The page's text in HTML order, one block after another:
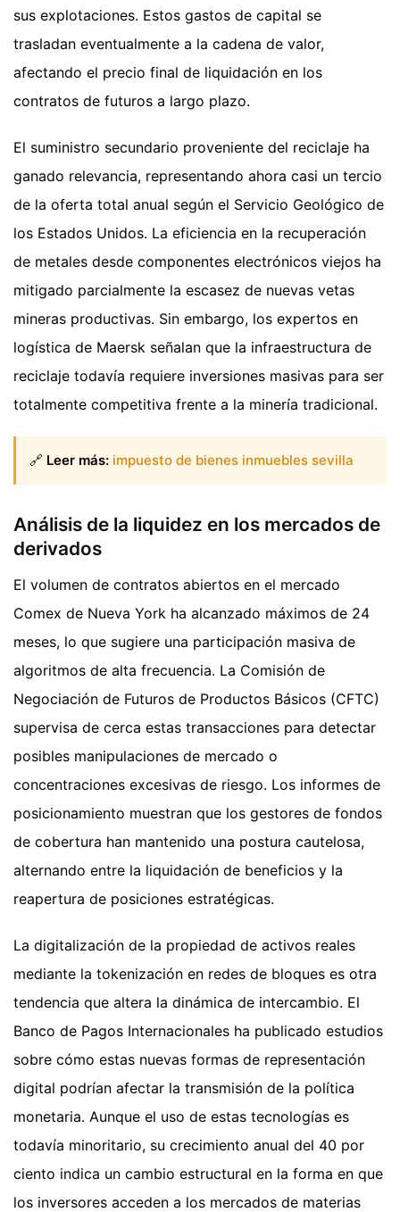
sus explotaciones. Estos gastos de capital se
trasladan eventualmente a la cadena de valor,
afectando el precio final de liquidación en los
contratos de futuros a largo plazo.
El suministro secundario proveniente del reciclaje ha
ganado relevancia, representando ahora casi un tercio
de la oferta total anual según el Servicio Geológico de
los Estados Unidos. La eficiencia en la recuperación
de metales desde componentes electrónicos viejos ha
mitigado parcialmente la escasez de nuevas vetas
mineras productivas. Sin embargo, los expertos en
logística de Maersk señalan que la infraestructura de
reciclaje todavía requiere inversiones masivas para ser
totalmente competitiva frente a la minería tradicional.
🔗 Leer más: impuesto de bienes inmuebles sevilla
Análisis de la liquidez en los mercados de
derivados
El volumen de contratos abiertos en el mercado
Comex de Nueva York ha alcanzado máximos de 24
meses, lo que sugiere una participación masiva de
algoritmos de alta frecuencia. La Comisión de
Negociación de Futuros de Productos Básicos (CFTC)
supervisa de cerca estas transacciones para detectar
posibles manipulaciones de mercado o
concentraciones excesivas de riesgo. Los informes de
posicionamiento muestran que los gestores de fondos
de cobertura han mantenido una postura cautelosa,
alternando entre la liquidación de beneficios y la
reapertura de posiciones estratégicas.
La digitalización de la propiedad de activos reales
mediante la tokenización en redes de bloques es otra
tendencia que altera la dinámica de intercambio. El
Banco de Pagos Internacionales ha publicado estudios
sobre cómo estas nuevas formas de representación
digital podrían afectar la transmisión de la política
monetaria. Aunque el uso de estas tecnologías es
todavía minoritario, su crecimiento anual del 40 por
ciento indica un cambio estructural en la forma en que
los inversores acceden a los mercados de materias